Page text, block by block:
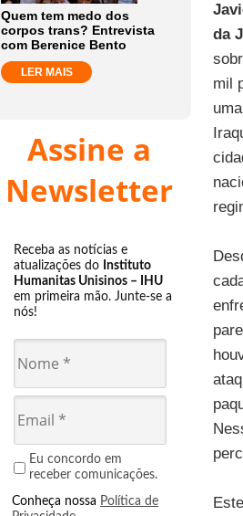
Quem tem medo dos
corpos trans? Entrevista
com Berenice Bento
LER MAIS
Assine a
Newsletter
Receba as notícias e
atualizações do Instituto
Humanitas Unisinos – IHU
em primeira mão. Junte-se a
nós!
Eu concordo em
receber comunicações.
Conheça nossa Política de
da
mil